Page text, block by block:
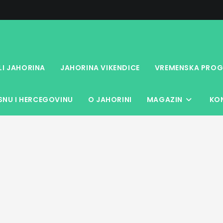
JAHORINA JAHORINA VIKENDICE VREMENSKA
I HERCEGOVINU O JAHORINI MAGAZIN